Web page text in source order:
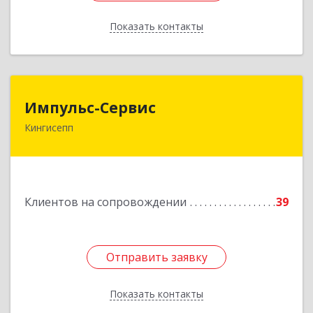
Показать контакты
Назад
Импульс-Сервис
Кингисепп
Клиентов на сопровождении 39
Отправить заявку
Показать контакты
188480, Ленинградская обл, Кингисеппский р-н,
Отправить заявку
Назад